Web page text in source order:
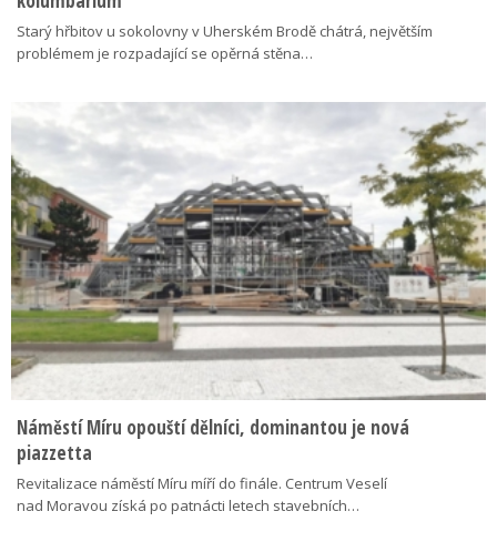
Starý hřbitov u sokolovny v Uherském Brodě chátrá, největším
problémem je rozpadající se opěrná stěna…
Náměstí Míru opouští dělníci, dominantou je nová
piazzetta
Revitalizace náměstí Míru míří do finále. Centrum Veselí
nad Moravou získá po patnácti letech stavebních…